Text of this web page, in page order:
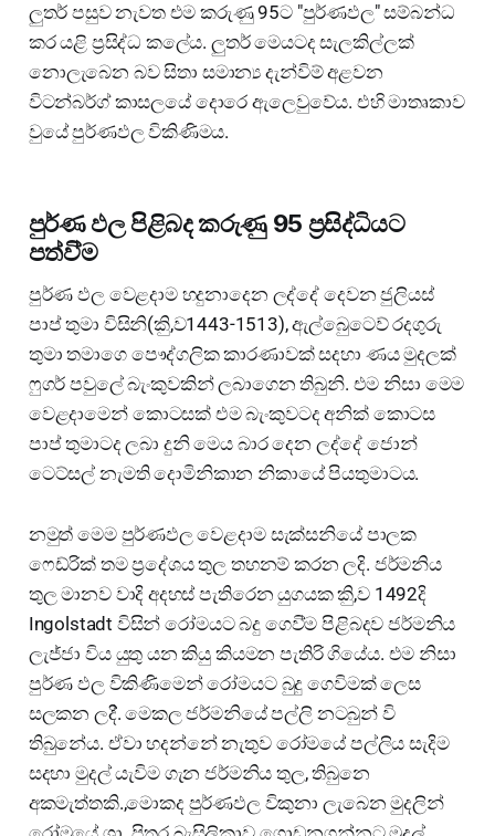
ලුතර් පසුව නැවත එම කරුණු 95ට "පුර්ණඵල" සම්බන්ධ
කර යළි ප්‍රසිද්ධ කලේය. ලුතර් මෙයටද සැලකිල්ලක්
නොලැබෙන බව සිතා සමාන්‍ය දැන්විම් අළවන
විටන්බර්ග් කාසලයේ දොරෙ ඇලෙවුවේය. එහි මාතෘකාව
වුයේ පුර්ණඵල විකිණිමය.
පුර්ණ ඵල පිළිබද කරුණු 95 ප්‍රසිද්ධියට
පත්වි්ම
පුර්ණ ඵල වෙළදාම හදුනාදෙන ලද්දේ දෙවන ජුලියස්
පාප් තුමා විසිනි(කිු,ව1443-1513), ඇල්බෙුටෙව් රදගුරු
තුමා තමාගෙ පෞද්ගලික කාරණාවක් සදහා ණය මුදලක්
ෆුගර් පවුලේ බැංකුවකින් ලබාගෙන තිබුනි. එම නිසා මෙම
වෙළදාමෙන් කොටසක් එම බැංකුවටද අනික් කොටස
පාප් තුමාටද ලබා දුනි මෙය බාර දෙන ලද්දේ ජොන්
ටෙට්සල් නැමති දොමිනිකාන නිකායේ පියතුමාටය.
නමුත් මෙම පුර්ණඵල වෙළදාම සැක්සනියේ පාලක
ෆෙඩ්රික් තම ප්‍රදේශය තුල තහනම් කරන ලදි. ජර්මනිය
තුල මානව වාදි අදහස් පැතිරෙන යුගයක කිු,ව 1492දි
Ingolstadt විසින් රෝමයට බදු ගෙවි්ම පිළිබදව ජර්මනිය
ලැජ්ජා විය යුතු යන කියු කියමන පැතිරි ගියේය. එම නිසා
පුර්ණ ඵල විකිණිමෙන් රෝමයට බුදු ගෙවිමක් ලෙස
සලකන ලදි්. මෙකල ජර්මනියේ පල්ලි නටබුන් වි
තිබුනේය. ඒවා හදන්නේ නැතුව රෝමයේ පල්ලිය සැදිම
සදහා මුදල් යැවිම ගැන ජර්මනිය තුල, තිබුනෙ
අකමැත්තකි.,මොකද පුර්ණඵල විකුනා ලැබෙන මුදලින්